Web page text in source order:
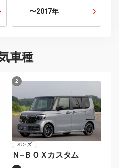
車種
2